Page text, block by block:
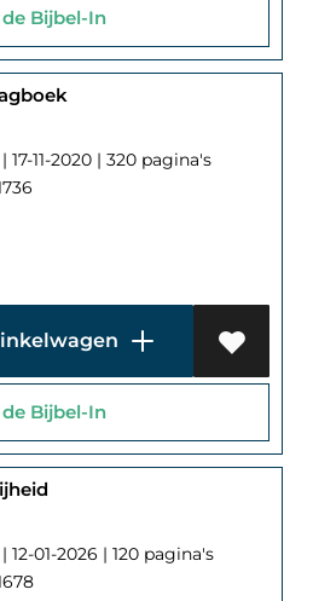
Bijbel-In
17-11-2020 | 320 pagina's
Bijbel-In
12-01-2026 | 120 pagina's